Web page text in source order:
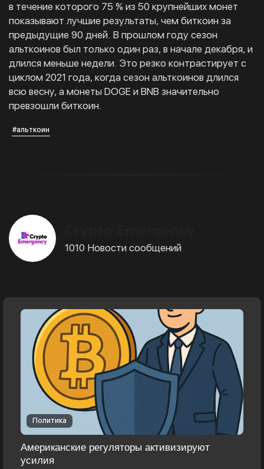
в течение которого 75 % из 50 крупнейших монет
показывают лучшие результаты, чем биткоин за
предыдущие 90 дней. В прошлом году сезон
альткоинов был только один раз, в начале декабря, и
длился меньше недели. Это резко контрастирует с
циклом 2021 года, когда сезон альткоинов длился
всю весну, а монеты DOGE и BNB значительно
превзошли биткоин.
#альткоин
1010 Новости сообщений
Политика
Американские регуляторы активизируют
усилия